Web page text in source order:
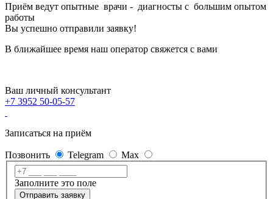
Приём ведут опытные врачи - диагносты с большим опытом
работы
Вы успешно отправили заявку!
В ближайшее время наш оператор свяжется с вами
Ваш личный консультант
+7 3952 50-05-57
Записаться на приём
Позвонить Telegram Max
Заполните это поле
Отправить заявку